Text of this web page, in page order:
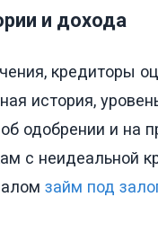
и дохода
кредиторы
история,
одобрении и на
с неидеальной
займ под